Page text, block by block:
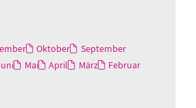
Oktober
September
Mai April März
Februar